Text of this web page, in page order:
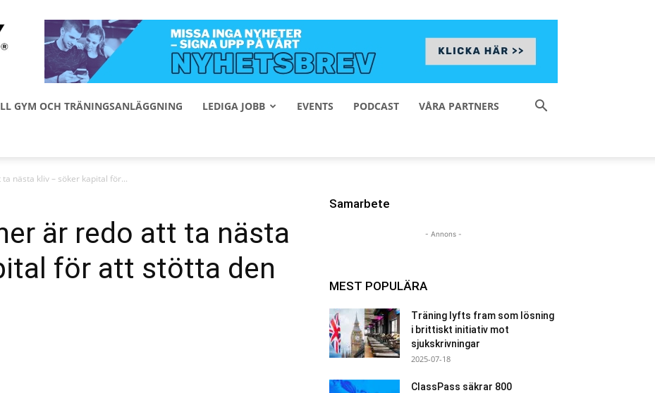
GYM OCH TRÄNINGSANLÄGGNING LEDIGA JOBB EVENTS PODCAST VÅRA PARTNERS
nästa kliv – söker kapital för...
är redo att ta nästa
för att stötta den
Samarbete
- Annons -
MEST POPULÄRA
Träning lyfts fram som lösning
i brittiskt initiativ mot
sjukskrivningar
2025-07-18
ClassPass säkrar 800